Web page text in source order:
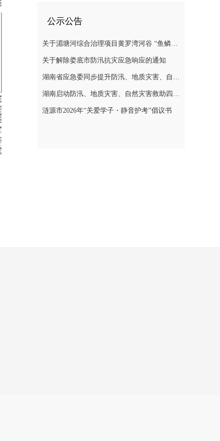
公示公告
关于湄塘河综合治理项目黄罗湾河谷 “鱼鳞坝”区域不对外开放的公告
关于解除娄底市防汛抗灾应急响应的通知
湖南省应急委同步提升防汛、地质灾害、自然灾害救助应急响应至三级
湖南启动防汛、地质灾害、自然灾害救助四级应急响应
涟源市2026年“关爱学子・静音护考”倡议书